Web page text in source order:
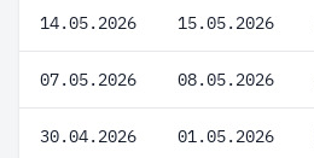
14.05.2026 15.05.2026
07.05.2026 08.05.2026
30.04.2026 01.05.2026